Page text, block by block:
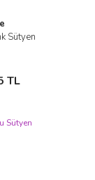
Sütyen
TL
Ekle